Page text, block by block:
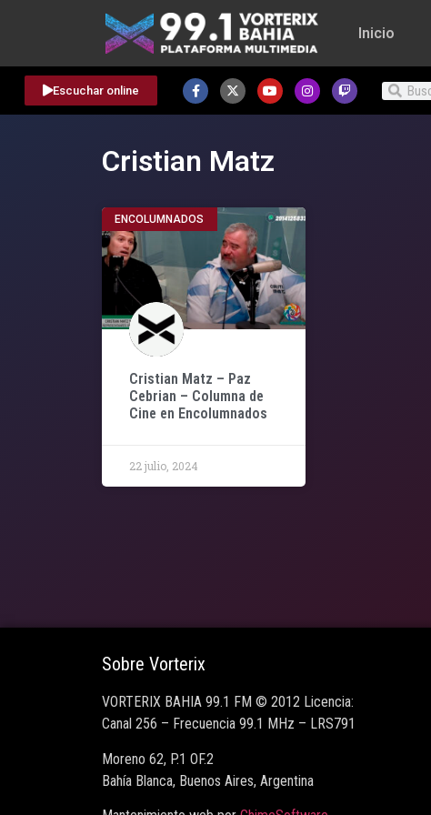
Inicio
Escuchar online
Cristian Matz
ENCOLUMNADOS
Cristian Matz – Paz
Cebrian – Columna de
Cine en Encolumnados
22 julio, 2024
Sobre Vorterix
VORTERIX BAHIA 99.1 FM © 2012 Licencia:
Canal 256 – Frecuencia 99.1 MHz – LRS791
Moreno 62, P.1 OF.2
Bahía Blanca, Buenos Aires, Argentina